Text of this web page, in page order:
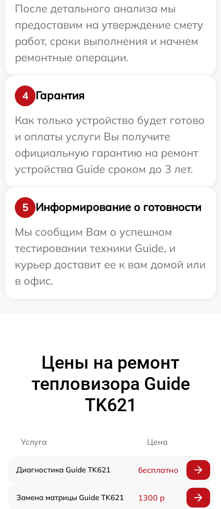
После детального анализа мы
предоставим на утверждение смету
работ, сроки выполнения и начнем
ремонтные операции.
4
Гарантия
Как только устройство будет готово
и оплаты услуги Вы получите
официальную гарантию на ремонт
устройства Guide сроком до 3 лет.
5
Информирование о готовности
Мы сообщим Вам о успешном
тестировании техники Guide, и
курьер доставит ее к вам домой или
в офис.
Цены на ремонт
тепловизора Guide
TK621
Услуга Цена
Диагностика Guide TK621 бесплатно
Замена матрицы Guide TK621 1300 р